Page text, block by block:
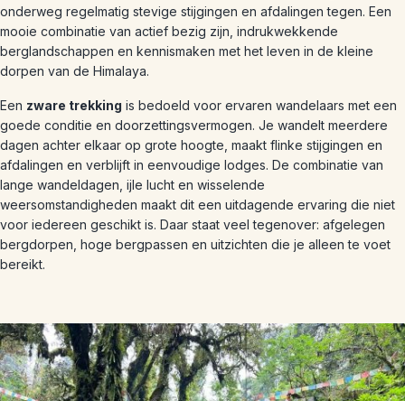
onderweg regelmatig stevige stijgingen en afdalingen tegen. Een
mooie combinatie van actief bezig zijn, indrukwekkende
berglandschappen en kennismaken met het leven in de kleine
dorpen van de Himalaya.
Een zware trekking is bedoeld voor ervaren wandelaars met een
goede conditie en doorzettingsvermogen. Je wandelt meerdere
dagen achter elkaar op grote hoogte, maakt flinke stijgingen en
afdalingen en verblijft in eenvoudige lodges. De combinatie van
lange wandeldagen, ijle lucht en wisselende
weersomstandigheden maakt dit een uitdagende ervaring die niet
voor iedereen geschikt is. Daar staat veel tegenover: afgelegen
bergdorpen, hoge bergpassen en uitzichten die je alleen te voet
bereikt.